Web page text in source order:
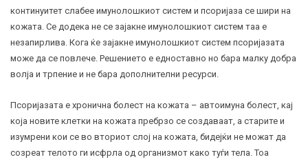
континуитет слабее имунолошкиот систем и псоријаза се шири на
кожата. Се додека не се зајакне имунолошкиот систем таа е
незапирлива. Кога ќе зајакне имунолошкиот систем псоријазата
може да се повлече. Решението е едноставно но бара малку добра
волја и трпение и не бара дополнителни ресурси.
Псоријазата е хронична болест на кожата – автоимуна болест, кај
која новите клетки на кожата пребрзо се создаваат, а старите и
изумрени кои се во вториот слој на кожата, бидејќи не можат да
созреат телото ги исфрла од организмот како туѓи тела. Тоа